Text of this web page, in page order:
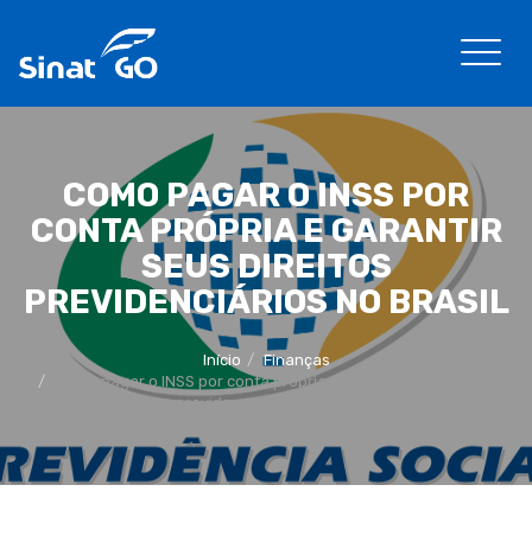
COMO PAGAR O INSS POR
CONTA PRÓPRIA E GARANTIR
SEUS DIREITOS
PREVIDENCIÁRIOS NO BRASIL
Início
Finanças
Como pagar o INSS por conta própria e garantir seus direitos
previdenciários no Brasil